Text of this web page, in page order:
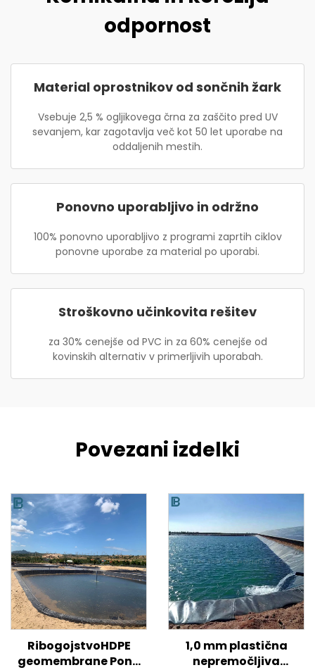
odpornost
Material oprostnikov od sončnih žark
Vsebuje 2,5 % ogljikovega črna za zaščito pred UV
sevanjem, kar zagotavlja več kot 50 let uporabe na
oddaljenih mestih.
Ponovno uporabljivo in održno
100% ponovno uporabljivo z programi zaprtih ciklov
ponovne uporabe za material po uporabi.
Stroškovno učinkovita rešitev
za 30% cenejše od PVC in za 60% cenejše od
kovinskih alternativ v primerljivih uporabah.
Povezani izdelki
RibogojstvoHDPE
geomembrane Pond
1,0 mm plastična
nepremočljiva